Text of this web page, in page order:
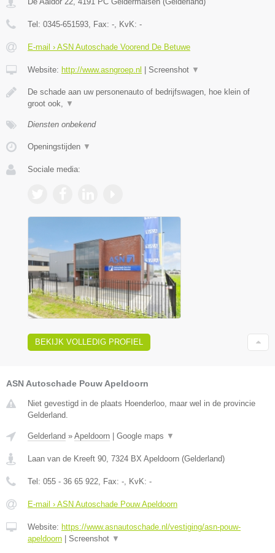
Tel: 0345-651593, Fax: -, KvK: -
E-mail › ASN Autoschade Voorend De Betuwe
Website: http://www.asngroep.nl Screenshot ▼
De schade aan uw personenauto of bedrijfswagen, hoe klein of
groot ook, ▼
Diensten onbekend
Openingstijden ▼
Sociale media:
BEKIJK VOLLEDIG PROFIEL
ASN Autoschade Pouw Apeldoorn
Niet gevestigd in de plaats Hoenderloo, maar wel in de provincie
Gelderland.
Gelderland » Apeldoorn | Google maps ▼
Laan van de Kreeft 90 7324 BX Apeldoorn (Gelderland)
Tel: 055 - 36 65 922 , Fax: - , KvK: -
E-mail › ASN Autoschade Pouw Apeldoorn
Website: https://www.asnautoschade.nl/vestiging/asn-pouw-
apeldoorn | Screenshot ▼